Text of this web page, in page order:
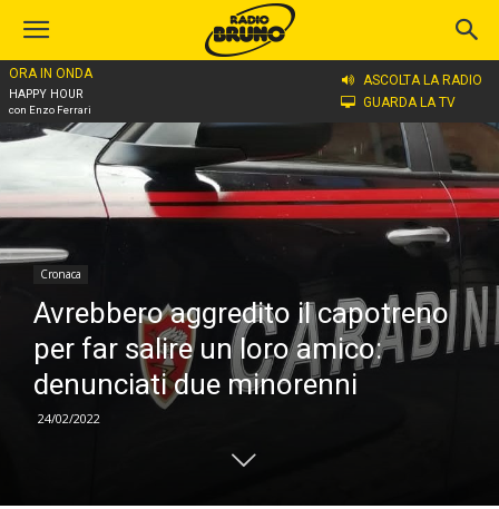
ORA IN ONDA
HAPPY HOUR
con Enzo Ferrari
ASCOLTA LA RADIO
GUARDA LA TV
Home
Cronaca
Avrebbero aggredito il capotreno
per far salire un loro amico:
denunciati due minorenni
24/02/2022